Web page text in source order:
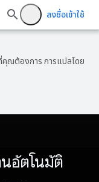
ลงชื่อเข้าใช้
คุณต้องการ การแปลโดย
นอัตโนมัติ